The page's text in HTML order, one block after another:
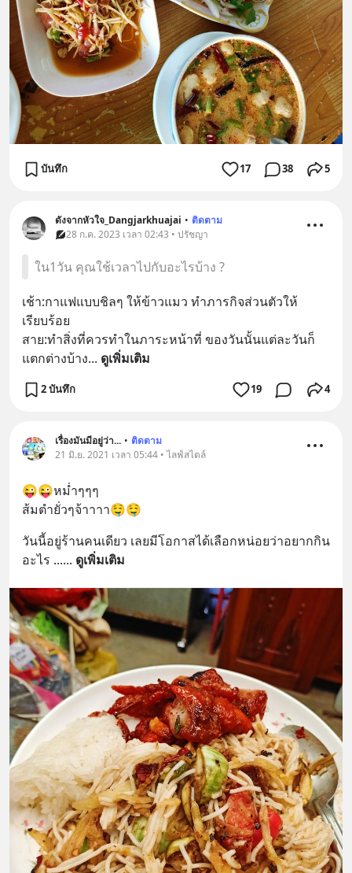
บันทึก 17 38 5
ดังจากหัวใจ_Dangjarkhuajai • ติดตาม
28 ก.ค. 2023 เวลา 02:43 • ปรัชญา
ใน1วัน คุณใช้เวลาไปกับอะไรบ้าง ?
เช้า:กาแฟแบบชิลๆ ให้ข้าวแมว ทำภารกิจส่วนตัวให้
เรียบร้อย
สาย:ทำสิ่งที่ควรทำในภาระหน้าที่ ของวันนั้นแต่ละวันก็
แตกต่างบ้าง... ดูเพิ่มเติม
2 บันทึก 19 4
เรื่องมันมีอยู่ว่า... • ติดตาม
21 มิ.ย. 2021 เวลา 05:44 • ไลฟ์สไตล์
😜😜หม่ำๆๆๆ
ส้มตำยั่วๆจ้าาาา🤤🤤
วันนี้อยู่ร้านคนเดียว เลยมีโอกาสได้เลือกหน่อยว่าอยากกิน
อะไร ...... ดูเพิ่มเติม